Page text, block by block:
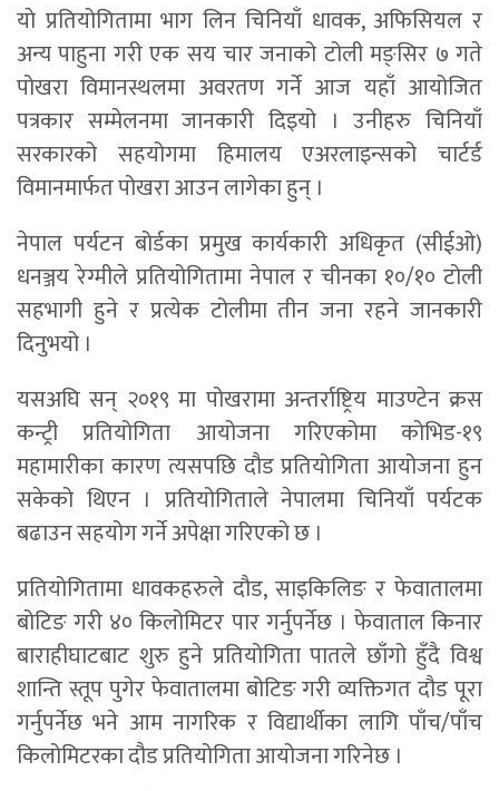
याे प्रतियोगितामा भाग लिन चिनियाँ धावक, अफिसियल र
अन्य पाहुना गरी एक सय चार जनाको टोली मङ्सिर ७ गते
पोखरा विमानस्थलमा अवरतण गर्ने आज यहाँ आयोजित
पत्रकार सम्मेलनमा जानकारी दिइयो । उनीहरु चिनियाँ
सरकारको सहयोगमा हिमालय एअरलाइन्सको चार्टर्ड
विमानमार्फत पोखरा आउन लागेका हुन् ।
नेपाल पर्यटन बोर्डका प्रमुख कार्यकारी अधिकृत (सीईओ)
धनञ्जय रेग्मीले प्रतियोगितामा नेपाल र चीनका १०/१० टोली
सहभागी हुने र प्रत्येक टोलीमा तीन जना रहने जानकारी
दिनुभयो ।
यसअघि सन् २०१९ मा पोखरामा अन्तर्राष्ट्रिय माउण्टेन क्रस
कन्ट्री प्रतियोगिता आयोजना गरिएकोमा कोभिड-१९
महामारीका कारण त्यसपछि दौड प्रतियोगिता आयोजना हुन
सकेको थिएन । प्रतियोगिताले नेपालमा चिनियाँ पर्यटक
बढाउन सहयोग गर्ने अपेक्षा गरिएको छ ।
प्रतियोगितामा धावकहरुले दौड, साइकिलिङ र फेवातालमा
बोटिङ गरी ४० किलोमिटर पार गर्नुपर्नेछ । फेवाताल किनार
बाराहीघाटबाट शुरु हुने प्रतियोगिता पातले छाँगो हुँदै विश्व
शान्ति स्तूप पुगेर फेवातालमा बोटिङ गरी व्यक्तिगत दौड पूरा
गर्नुपर्नेछ भने आम नागरिक र विद्यार्थीका लागि पाँच/पाँच
किलोमिटरका दौड प्रतियोगिता आयोजना गरिनेछ ।